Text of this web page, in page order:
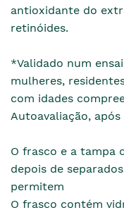
antioxidante do
retinóides.
*Validado num
mulheres,
com idades
Autoavaliação, após
O frasco e a tampa
depois de
permitem
O frasco contém